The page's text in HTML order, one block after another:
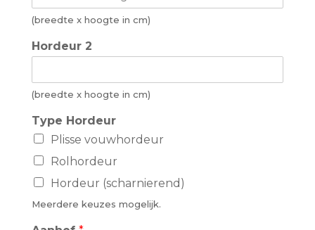
(breedte x hoogte in cm)
T
y
e
2
Hordeur 2
(breedte x hoogte in cm)
Type Hordeur
Plisse vouwhordeur
Rolhordeur
Hordeur (scharnierend)
Meerdere keuzes mogelijk.